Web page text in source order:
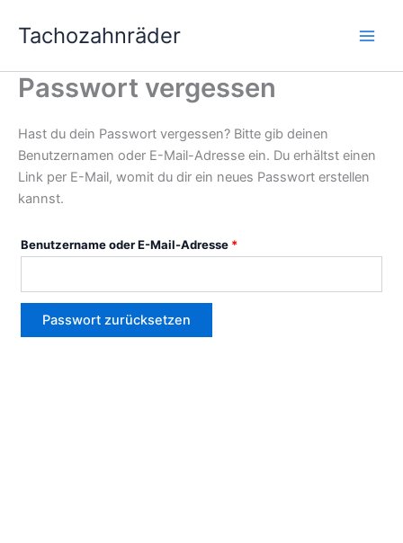
InhaltTachozahnräder
Passwort vergessen
Hast du dein Passwort vergessen? Bitte gib deinen
Benutzernamen oder E-Mail-Adresse ein. Du erhältst einen
Link per E-Mail, womit du dir ein neues Passwort erstellen
kannst.
Benutzername oder E-Mail-Adresse *
Passwort zurücksetzen